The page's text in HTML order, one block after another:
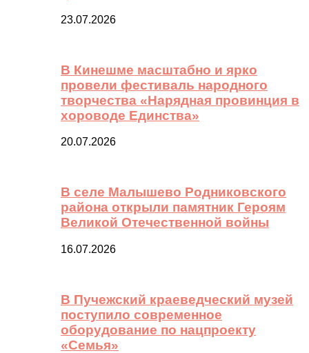
23.07.2026
В Кинешме масштабно и ярко
провели фестиваль народного
творчества «Нарядная провинция в
хороводе Единства»
20.07.2026
В селе Малышево Родниковского
района открыли памятник Героям
Великой Отечественной войны
16.07.2026
В Пучежский краеведческий музей
поступило современное
оборудование по нацпроекту
«Семья»